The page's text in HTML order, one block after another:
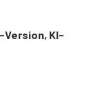
KI-